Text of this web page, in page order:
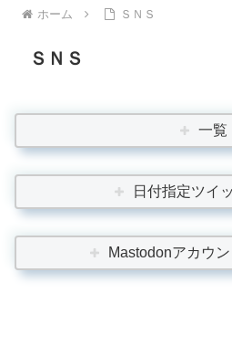
ホーム ＳＮＳ
ＳＮＳ
一覧
日付指定ツイ
Mastodonアカウ